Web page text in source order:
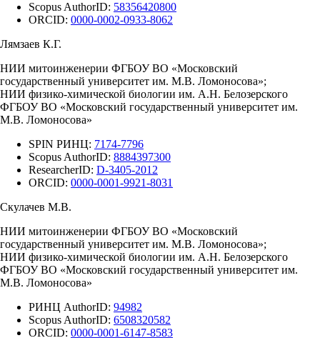
Scopus AuthorID: 58356420800
ORCID: 0000-0002-0933-8062
Лямзаев К.Г.
НИИ митоинженерии ФГБОУ ВО «Московский
государственный университет им. М.В. Ломоносова»;
НИИ физико-химической биологии им. А.Н. Белозерского
ФГБОУ ВО «Московский государственный университет им.
М.В. Ломоносова»
SPIN РИНЦ: 7174-7796
Scopus AuthorID: 8884397300
ResearcherID: D-3405-2012
ORCID: 0000-0001-9921-8031
Скулачев М.В.
НИИ митоинженерии ФГБОУ ВО «Московский
государственный университет им. М.В. Ломоносова»;
НИИ физико-химической биологии им. А.Н. Белозерского
ФГБОУ ВО «Московский государственный университет им.
М.В. Ломоносова»
РИНЦ AuthorID: 94982
Scopus AuthorID: 6508320582
ORCID: 0000-0001-6147-8583